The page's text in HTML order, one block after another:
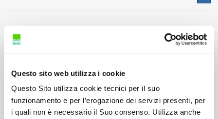
Questo sito web utilizza i cookie
Questo Sito utilizza cookie tecnici per il suo
funzionamento e per l’erogazione dei servizi presenti, per
i quali non è necessario il Suo consenso. Utilizza anche
Ti sei già iscritto a un corso eLearning oppure a un evento
Accedi alle tue iscrizioni cliccando sui pulsanti qui sotto.
I miei corsi eLEARNING